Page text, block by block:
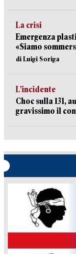
La crisi
Emergenza
«Siamo
di Luigi Soriga
L’incidente
Choc sulla 131,
gravissimo il